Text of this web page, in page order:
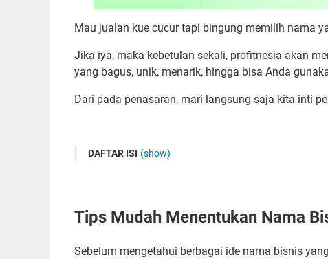
Mau jualan kue cucur tapi bingung memilih nama
Jika iya, maka kebetulan sekali, profitnesia akan
yang bagus, unik, menarik, hingga bisa Anda
Dari pada penasaran, mari langsung saja kita inti
DAFTAR ISI (show)
2. Hindari Penggunaan Nama Kompetitor Sekitar
4. Sisipkan Kata Kekinian/Trendy
Tips Mudah Menentukan Nama
Sebelum mengetahui berbagai ide nama bisnis